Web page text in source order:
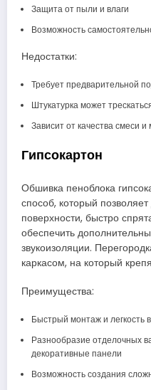
Защита от пыли и влаги
Возможность
Недостатки:
Требует предварительной
Штукатурка может
Зависит от качества смеси и
Гипсокартон
Обшивка пеноблока
способ, который
поверхности, быстро
обеспечить
звукоизоляции.
каркасом, на который
Преимущества:
Быстрый монтаж и легкость
Разнообразие отделочных
декоративные панели
Возможность создания